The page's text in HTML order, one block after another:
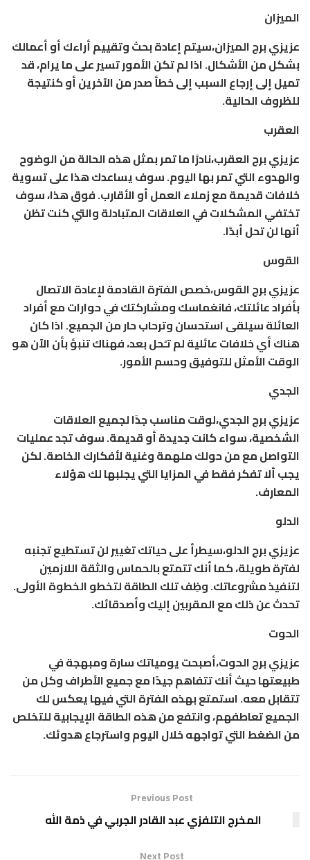
الميزان
عزيزي برج الميزان،سيتم إعادة بحث وتقييم أراءك أو أعمالك
بشكل من الأشكال. اذا لم تكن الأمور تسير على ما يرام، قد
تميل إلى إرجاع السبب إلى خطأ صدر من الآخرين أو كنتيجة
للظروف الحالية.
العقرب
عزيزي برج العقرب،نادرًا ما تمر بمثل هذه الحالة من الوضوح
والهدوء التي تمر بها اليوم. سوف يساعدك هذا على تسوية
خلافات قديمة مع زملاء العمل أو الأقارب. فوق هذا، سوف
تختفي المشكلات في العلاقات المتبادلة والتي كنت تظن
أنها لن تحل أبدًا.
القوس
عزيزي برج القوس،خصص الفترة القادمة لإعادة الاتصال
بأفراد عائلتك، فانغماسك ومشاركتك في حوارات مع أفراد
العائلة سيلقى استحسان وترحاب حار من الجميع. اذا كان
هناك أي خلافات عائلية لم تـُحل بعد، فهناك تنبؤ بأن الآن هو
الوقت الأمثل للتوفيق وحسم الأمور.
الجدي
عزيزي برج الجدي،لوقت مناسب جدًا لجميع العلاقات
الشخصية، سواء كانت جديدة أو قديمة. سوف تجد عمليات
التواصل مع من حولك ملهمة وغنية لأفكارك الخاصة. لكن
يجب ألا تفكر فقط في المزايا التي يجلبها لك هؤلاء
المعارف.
الدلو
عزيزي برج الدلو،سيطرأ على حياتك تغيير لن تستطيع تجنبه
لفترة طويلة، كما أنك تتمتع بالحماس والثقة اللازمين
لتنفيذ مشروعاتك. وظِف تلك الطاقة لتخطو الخطوة الأولى.
تحدث عن ذلك مع المقربين إليك وأصدقائك.
الحوت
عزيزي برج الحوت،أصبحت يومياتك سارة ومبهجة في
طبيعتها حيث أنك تتفاهم جيدًا مع جميع الأطراف وكل من
تتقابل معه. استمتع بهذه الفترة التي فيها يعكس لك
الجميع تعاطفهم، وانتفع من هذه الطاقة الإيجابية للتخلص
من الضغط التي تواجهه خلال اليوم واسترجاع هدوئك.
Previous Post
المخرج التلفزي عبد القادر الجربي في ذمة الله
Next Post